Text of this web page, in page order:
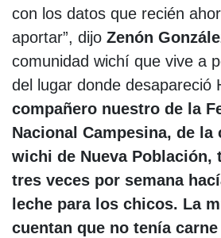
con los datos que recién
aportar”, dijo Zenón
comunidad wichí que vive a
del lugar donde desapareció
compañero nuestro de la
Nacional Campesina, de la
wichi de Nueva Población,
tres veces por semana
leche para los chicos. La
cuentan que no tenía